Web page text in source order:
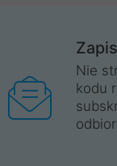
Nie
kodu